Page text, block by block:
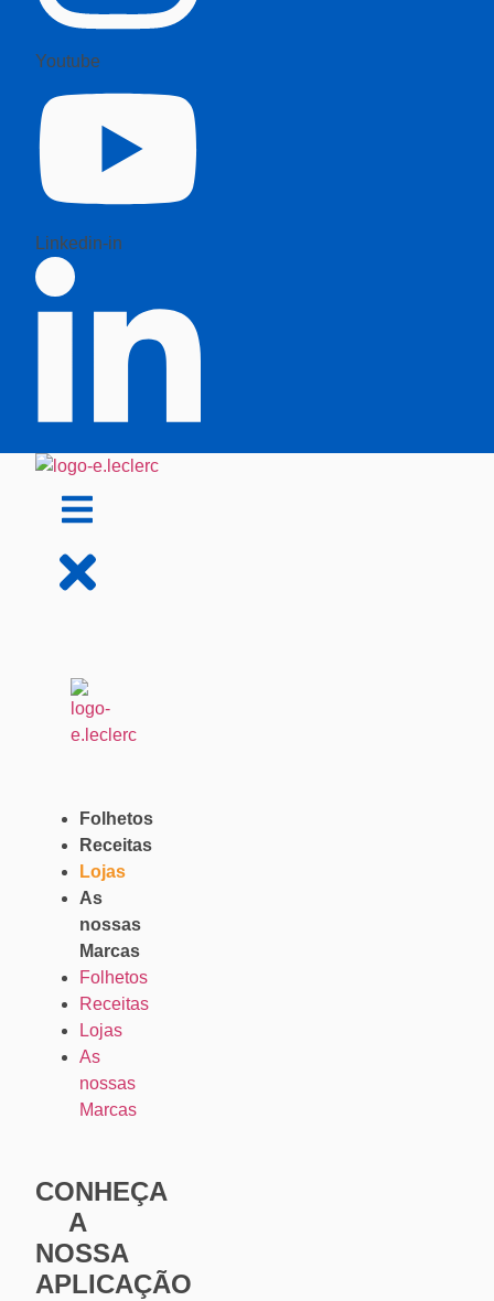
Youtube
Linkedin-in
Folhetos
Receitas
Lojas
As
nossas
Marcas
Folhetos
Receitas
Lojas
As
nossas
Marcas
CONHEÇA
A
NOSSA
APLICAÇÃO